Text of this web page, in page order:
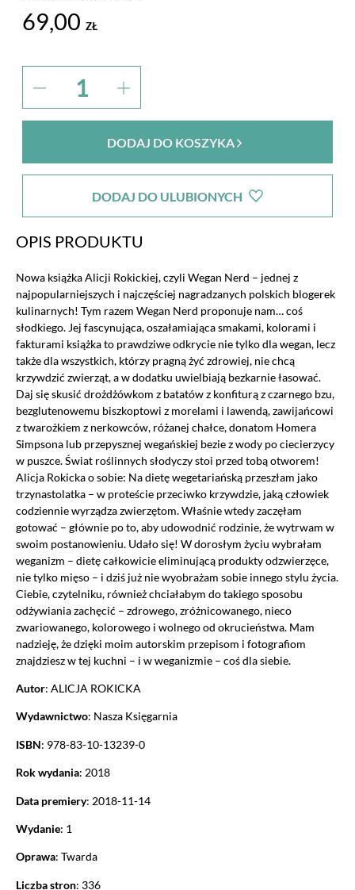
69,00 ZŁ
DODAJ DO KOSZYKA
DODAJ DO ULUBIONYCH
OPIS PRODUKTU
Nowa książka Alicji Rokickiej, czyli Wegan Nerd – jednej z
najpopularniejszych i najczęściej nagradzanych polskich blogerek
kulinarnych! Tym razem Wegan Nerd proponuje nam… coś
słodkiego. Jej fascynująca, oszałamiająca smakami, kolorami i
fakturami książka to prawdziwe odkrycie nie tylko dla wegan, lecz
także dla wszystkich, którzy pragną żyć zdrowiej, nie chcą
krzywdzić zwierząt, a w dodatku uwielbiają bezkarnie łasować.
Daj się skusić drożdżówkom z batatów z konfiturą z czarnego bzu,
bezglutenowemu biszkoptowi z morelami i lawendą, zawijańcowi
z twarożkiem z nerkowców, różanej chałce, donatom Homera
Simpsona lub przepysznej wegańskiej bezie z wody po ciecierzycy
w puszce. Świat roślinnych słodyczy stoi przed tobą otworem!
Alicja Rokicka o sobie: Na dietę wegetariańską przeszłam jako
trzynastolatka – w proteście przeciwko krzywdzie, jaką człowiek
codziennie wyrządza zwierzętom. Właśnie wtedy zaczęłam
gotować – głównie po to, aby udowodnić rodzinie, że wytrwam w
swoim postanowieniu. Udało się! W dorosłym życiu wybrałam
weganizm – dietę całkowicie eliminującą produkty odzwierzęce,
nie tylko mięso – i dziś już nie wyobrażam sobie innego stylu życia.
Ciebie, czytelniku, również chciałabym do takiego sposobu
odżywiania zachęcić – zdrowego, zróżnicowanego, nieco
zwariowanego, kolorowego i wolnego od okrucieństwa. Mam
nadzieję, że dzięki moim autorskim przepisom i fotografiom
znajdziesz w tej kuchni – i w weganizmie – coś dla siebie.
Autor: ALICJA ROKICKA
Wydawnictwo: Nasza Księgarnia
ISBN: 978-83-10-13239-0
Rok wydania: 2018
Data premiery: 2018-11-14
Wydanie: 1
Oprawa: Twarda
Liczba stron: 336